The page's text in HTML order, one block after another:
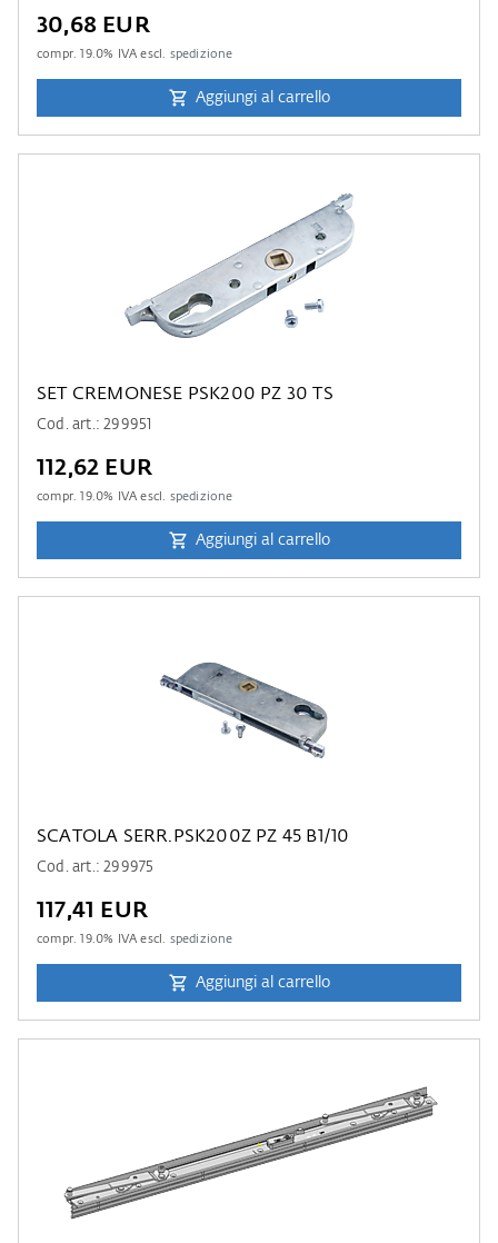
30,68 EUR
compr.19.0% IVA escl. spedizione
Aggiungi al carrello
SET CREMONESE PSK200 PZ 30 TS
Cod. art.: 299951
112,62 EUR
compr.19.0% IVA escl. spedizione
Aggiungi al carrello
SCATOLA SERR.PSK200Z PZ 45 B1/10
Cod. art.: 299975
117,41 EUR
compr.19.0% IVA escl. spedizione
Aggiungi al carrello